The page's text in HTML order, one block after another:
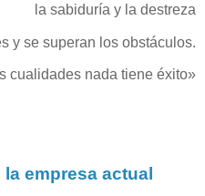
la sabiduría y la destreza
y se superan los obstáculos.
cualidades nada tiene éxito»
empresa actual